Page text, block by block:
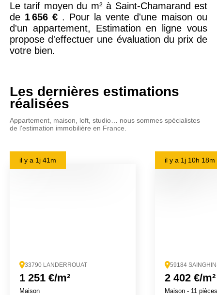
Le tarif moyen du m² à Saint-Chamarand est
de 1 656 € . Pour la vente d'une maison ou
d'un appartement, Estimation en ligne vous
propose d'effectuer une évaluation du prix de
votre bien.
Les dernières estimations
réalisées
Appartement, maison, loft, studio… nous sommes spécialistes
de l'estimation immobilière en France.
il y a 1j 41m
33790 LANDERROUAT
1 251 €/m²
Maison
il y a 1j 10h 18m
59184
2 402 €/m²
Maison - 11 pièces